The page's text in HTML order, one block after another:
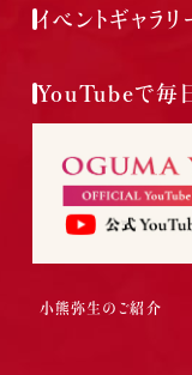
イベントギャラリ
YouTubeで毎
小熊弥生のご紹介